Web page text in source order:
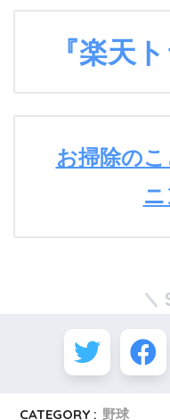
『楽天
お掃除の
CATEGORY : 野球